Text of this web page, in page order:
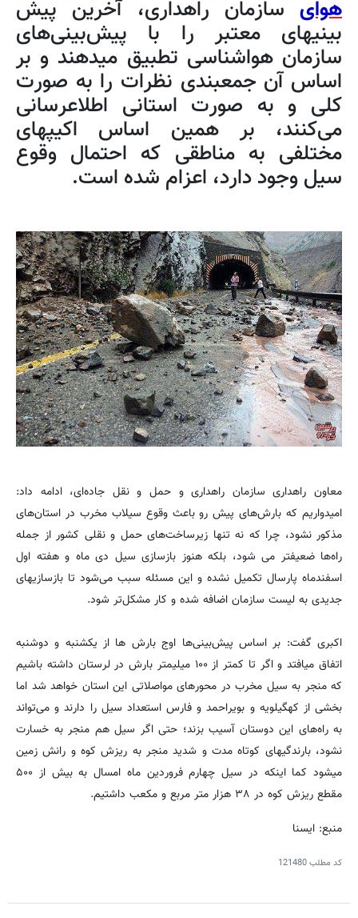
هوای سازمان راهداری، آخرین پیش
بینیهای معتبر را با پیش‌بینی‌های
سازمان هواشناسی تطبیق میدهند و بر
اساس آن جمعبندی نظرات را به صورت
کلی و به صورت استانی اطلاعرسانی
می‌کنند، بر همین اساس اکیپهای
مختلفی به مناطقی که احتمال وقوع
سیل وجود دارد، اعزام شده است.
معاون راهداری سازمان راهداری و حمل و نقل جاده‌ای، ادامه داد:
امیدواریم که بارش‌های پیش رو باعث وقوع سیلاب مخرب در استان‌های
مذکور نشود، چرا که نه تنها زیرساخت‌های حمل و نقلی کشور از جمله
راه‌ها ضعیفتر می شود، بلکه هنوز بازسازی سیل دی ماه و هفته اول
اسفندماه پارسال تکمیل نشده و این مسئله سبب می‌شود تا بازسازیهای
جدیدی به لیست سازمان اضافه شده و کار مشکل‌تر شود.
اکبری گفت: بر اساس پیش‌بینی‌ها اوج بارش ها از یکشنبه و دوشنبه
اتفاق میافتد و اگر تا کمتر از ۱۰۰ میلیمتر بارش در لرستان داشته باشیم
که منجر به سیل مخرب در محورهای مواصلاتی این استان خواهد شد اما
بخشی از کهگیلویه و بویراحمد و فارس استعداد سیل را دارند و می‌تواند
به راه‌های این دوستان آسیب بزند؛ حتی اگر سیل هم منجر به خسارت
نشود، بارندگیهای کوتاه مدت و شدید منجر به ریزش کوه و رانش زمین
میشود کما اینکه در سیل چهارم فروردین ماه امسال به بیش از ۵۰۰
مقطع ریزش کوه در ۳۸ هزار متر مربع و مکعب داشتیم.
منبع: ایسنا
کد مطلب121480